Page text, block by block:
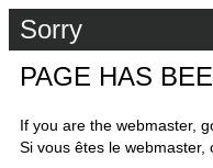
Sorry
PAGE HAS
If you are the webmaster,
Si vous êtes le webmaster,